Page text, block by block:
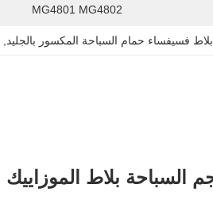
MG4801 MG4802
بلاط فسيفساء حمام السباحة المكسور بالجليد